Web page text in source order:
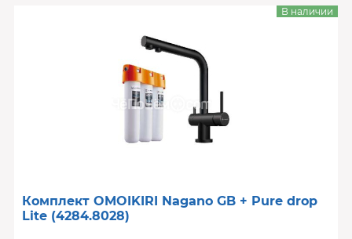
Комплект OMOIKIRI Nagano GB + Pure drop
Lite (4284.8028)
В наличии